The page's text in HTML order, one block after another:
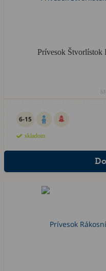
Prívesok Štvorlístok
6-15
skladom